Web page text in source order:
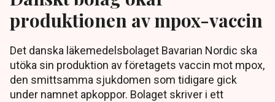
produktionen av mpox-vaccin
Det danska läkemedelsbolaget Bavarian Nordic ska
utöka sin produktion av företagets vaccin mot mpox,
den smittsamma sjukdomen som tidigare gick
under namnet apkoppor. Bolaget skriver i ett